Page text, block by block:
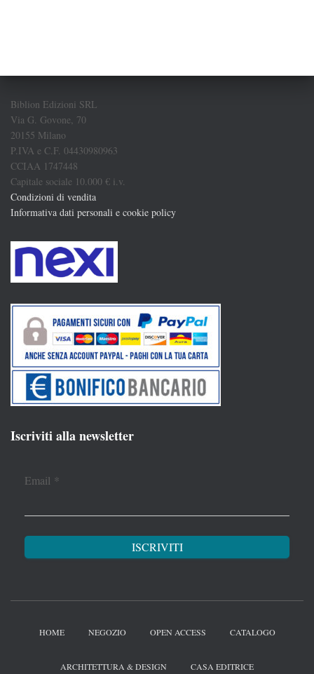
Biblion Edizioni SRL
Via G. Govone, 70
20155 Milano
P.IVA e C.F. 04430980963
CCIAA 1747448
Capitale sociale 10.000 € i.v.
Condizioni di vendita
Informativa dati personali e cookie policy
Iscriviti alla newsletter
Email *
HOME NEGOZIO OPEN ACCESS CATALOGO
ARCHITETTURA & DESIGN CASA EDITRICE